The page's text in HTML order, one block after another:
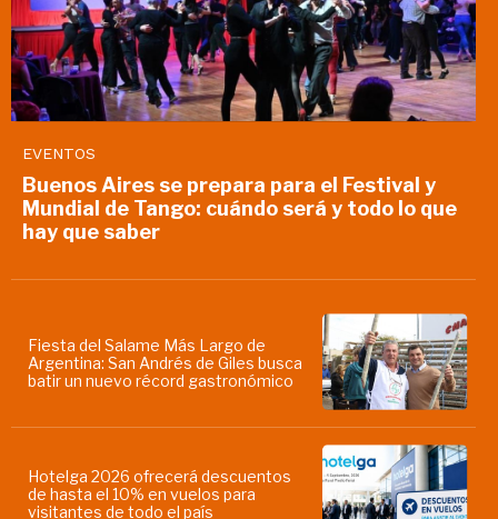
EVENTOS
Buenos Aires se prepara para el Festival y
Mundial de Tango: cuándo será y todo lo que
hay que saber
Fiesta del Salame Más Largo de
Argentina: San Andrés de Giles busca
batir un nuevo récord gastronómico
Hotelga 2026 ofrecerá descuentos
de hasta el 10% en vuelos para
visitantes de todo el país